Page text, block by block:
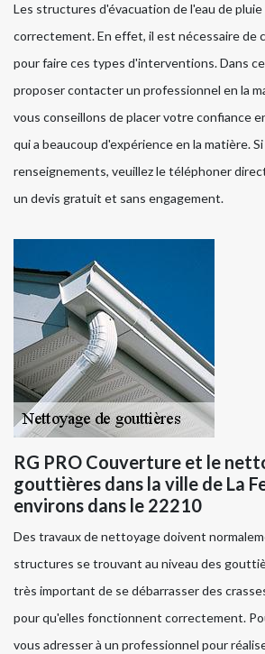
Les structures d'évacuation de l'eau de
correctement. En effet, il est nécessaire de
pour faire ces types d'interventions. Dans
proposer contacter un professionnel en la
vous conseillons de placer votre confiance
qui a beaucoup d'expérience en la matière.
renseignements, veuillez le téléphoner
un devis gratuit et sans engagement.
RG PRO Couverture et le
gouttières dans la ville de La
environs dans le 22210
Des travaux de nettoyage doivent
structures se trouvant au niveau des
très important de se débarrasser des
pour qu'elles fonctionnent correctement.
vous adresser à un professionnel pour